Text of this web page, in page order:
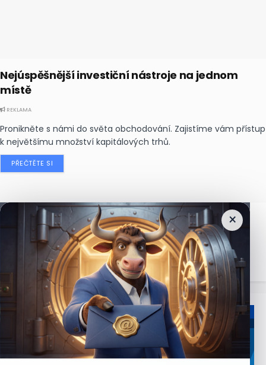
Nejúspěšnější investiční nástroje na jednom
místě
REKLAMA
Pronikněte s námi do světa obchodování. Zajistíme vám přístup
k největšímu množství kapitálových trhů.
PŘEČTĚTE SI
×
Nejčtenějšízprávy